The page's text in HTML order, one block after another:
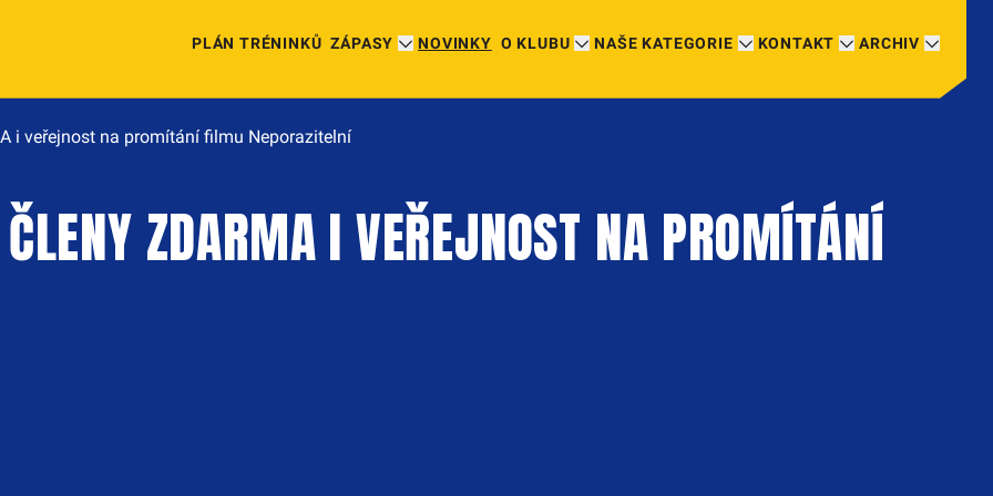
PLÁN TRÉNINKŮ ZÁPASY NOVINKY O KLUBU NAŠE KATEGORIE KONTAKT ARCHIV
i veřejnost na promítání filmu Neporazitelní
ZDARMA I VEŘEJNOST NA PROMÍTÁNÍ